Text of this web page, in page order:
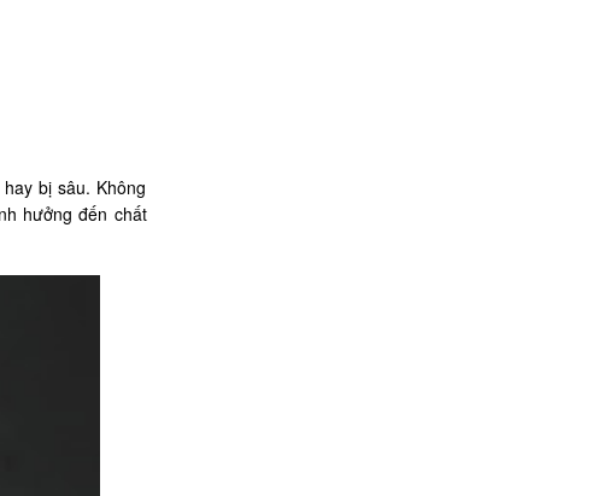
bị sâu. Không
hưởng đến chất